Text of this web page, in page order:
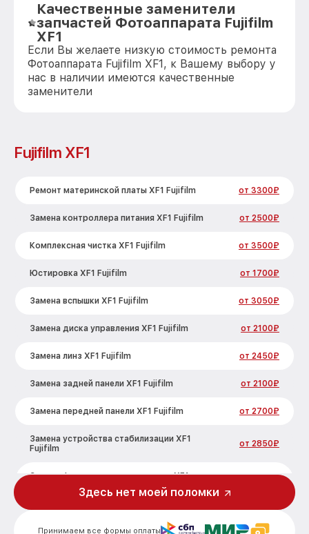
Качественные заменители
запчастей Фотоаппарата Fujifilm
XF1
Если Вы желаете низкую стоимость ремонта
Фотоаппарата Fujifilm XF1, к Вашему выбору у
нас в наличии имеются качественные
заменители
Fujifilm XF1
Ремонт материнской платы XF1 Fujifilm от 3300₽
Замена контроллера питания XF1 Fujifilm от 2500₽
Комплексная чистка XF1 Fujifilm от 3500₽
Юстировка XF1 Fujifilm от 1700₽
Замена вспышки XF1 Fujifilm от 3050₽
Замена диска управления XF1 Fujifilm от 2100₽
Замена линз XF1 Fujifilm от 2450₽
Замена задней панели XF1 Fujifilm от 2100₽
Замена передней панели XF1 Fujifilm от 2700₽
Замена устройства стабилизации XF1
Fujifilm
от 2850₽
Замена фокусировочного экрана XF1
Принимаем все формы оплаты
Здесь нет моей поломки